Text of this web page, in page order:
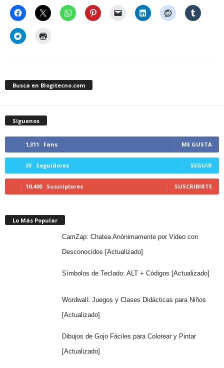
Busca en Blogitecno.com
Síguenos
1,311 Fans ME GUSTA
33 Seguidores SEGUIR
10,400 Suscriptores SUSCRIBIRTE
Lo Más Popular
CamZap: Chatea Anónimamente por Video con
Desconocidos [Actualizado]
Símbolos de Teclado: ALT + Códigos [Actualizado]
Wordwall: Juegos y Clases Didácticas para Niños
[Actualizado]
Dibujos de Gojo Fáciles para Colorear y Pintar
[Actualizado]